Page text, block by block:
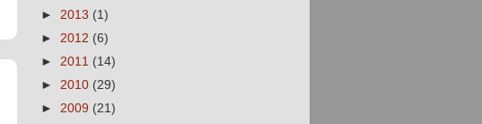
► 2013 (1)
► 2012 (6)
► 2011 (14)
► 2010 (29)
► 2009 (21)